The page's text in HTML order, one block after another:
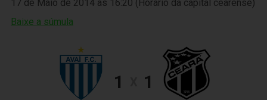
17 de Maio de 2014 às 16:20 (Horário da capital cearense)
Baixe a súmula
1 1